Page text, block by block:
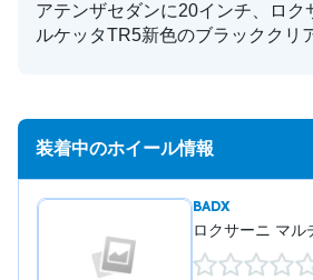
アテンザセダンに20インチ、ロク
ルケッタTR5新色のブラッククリ
装着中のホイール情報
BADX
ロクサーニ マ